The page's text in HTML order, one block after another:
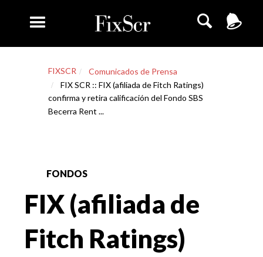
FIXSCR
Comunicados de Prensa
FIX SCR :: FIX (afiliada de Fitch Ratings)
confirma y retira calificación del Fondo SBS
Becerra Rent ...
FONDOS
FIX (afiliada de
Fitch Ratings)